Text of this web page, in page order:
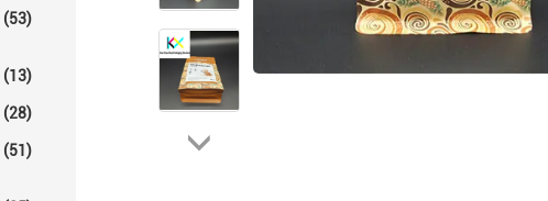
(53)
(13)
(28)
(51)